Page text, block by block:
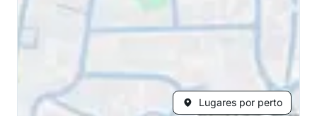
Lugares por perto